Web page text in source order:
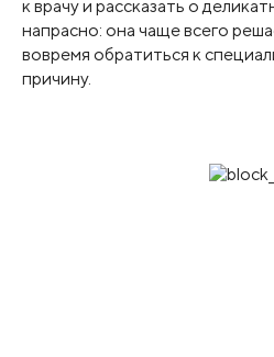
к врачу и рассказать о
напрасно: она чаще всего
вовремя обратиться к
причину.